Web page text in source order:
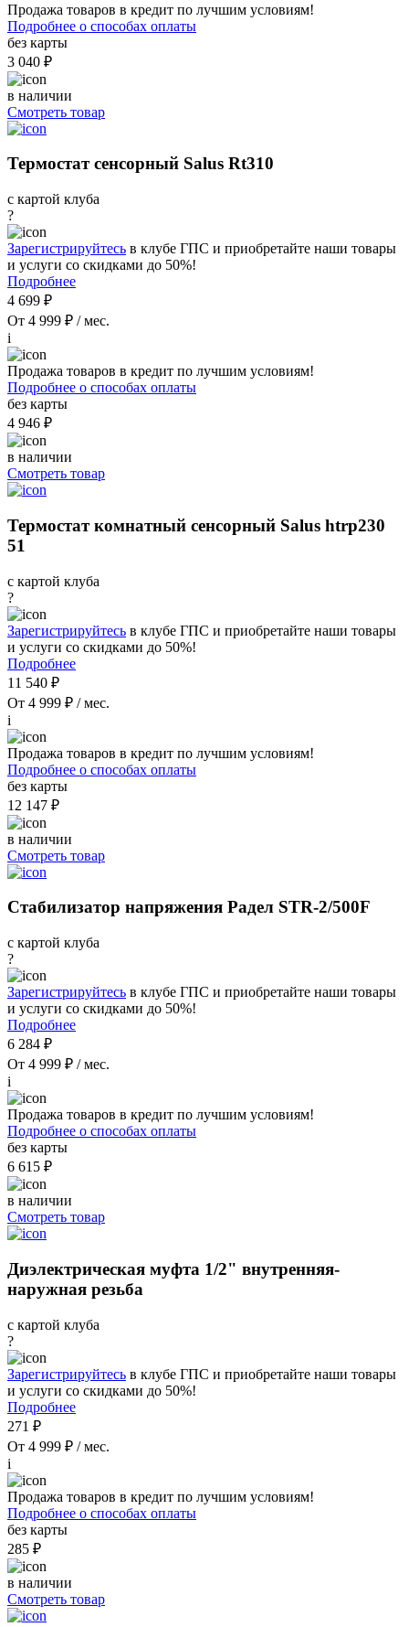
Продажа товаров в кредит по лучшим условиям!
Подробнее о способах оплаты
без карты
3 040 ₽
в наличии
Смотреть товар
Термостат сенсорный Salus Rt310
с картой клуба
?
Зарегистрируйтесь в клубе ГПС и приобретайте наши товары
и услуги со скидками до 50%!
Подробнее
4 699 ₽
От 4 999 ₽ / мес.
i
Продажа товаров в кредит по лучшим условиям!
Подробнее о способах оплаты
без карты
4 946 ₽
в наличии
Смотреть товар
Термостат комнатный сенсорный Salus htrp230
51
с картой клуба
?
Зарегистрируйтесь в клубе ГПС и приобретайте наши товары
и услуги со скидками до 50%!
Подробнее
11 540 ₽
От 4 999 ₽ / мес.
i
Продажа товаров в кредит по лучшим условиям!
Подробнее о способах оплаты
без карты
12 147 ₽
в наличии
Смотреть товар
Стабилизатор напряжения Радел STR-2/500F
с картой клуба
?
Зарегистрируйтесь в клубе ГПС и приобретайте наши товары
и услуги со скидками до 50%!
Подробнее
6 284 ₽
От 4 999 ₽ / мес.
i
Продажа товаров в кредит по лучшим условиям!
Подробнее о способах оплаты
без карты
6 615 ₽
в наличии
Смотреть товар
Диэлектрическая муфта 1/2" внутренняя-
наружная резьба
с картой клуба
?
Зарегистрируйтесь в клубе ГПС и приобретайте наши товары
и услуги со скидками до 50%!
Подробнее
271 ₽
От 4 999 ₽ / мес.
i
Продажа товаров в кредит по лучшим условиям!
Подробнее о способах оплаты
без карты
285 ₽
в наличии
Смотреть товар